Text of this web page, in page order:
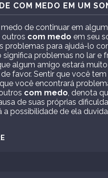
COM MEDO EM UM
de continuar em
outros com medo em seu
problemas para ajudá-lo
problemas no lar e
algum amigo estará
favor. Sentir que você
você encontrará
com medo , denota
de suas próprias
a possibilidade de ela